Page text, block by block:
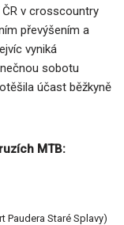
v crosscountry
převýšením a
vyniká
sobotu
účast běžkyně
MTB:
Paudera Staré Splavy)